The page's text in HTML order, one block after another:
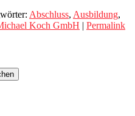
Abschluss, Ausbildung,
Koch GmbH | Permalink